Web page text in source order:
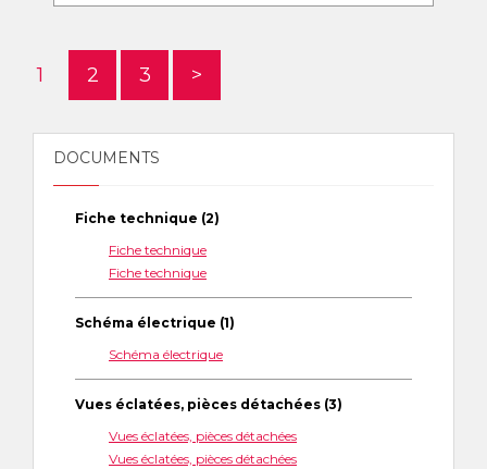
1 2 3 >
DOCUMENTS
Fiche technique (2)
Fiche technique
Fiche technique
Schéma électrique (1)
Schéma électrique
Vues éclatées, pièces détachées (3)
Vues éclatées, pièces détachées
Vues éclatées, pièces détachées